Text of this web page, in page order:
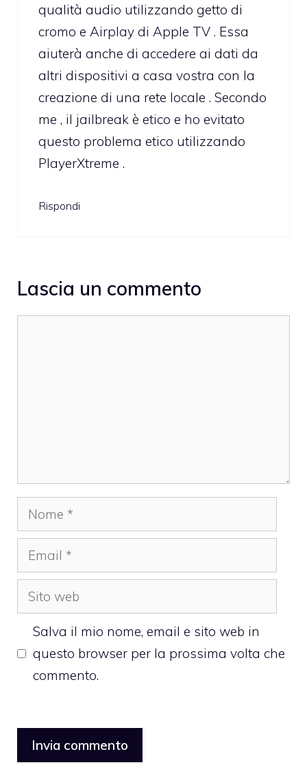
qualità audio utilizzando getto di
cromo e Airplay di Apple TV . Essa
aiuterà anche di accedere ai dati da
altri dispositivi a casa vostra con la
creazione di una rete locale . Secondo
me , il jailbreak è etico e ho evitato
questo problema etico utilizzando
PlayerXtreme .
Rispondi
Lascia un commento
Nome
Email
Sito
web
Salva il mio nome, email e sito web in
questo browser per la prossima volta che
commento.